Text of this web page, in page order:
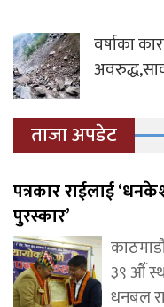
वर्षाका
ताजा अपडेट
पत्रकार राईलाई
पुरस्कार’
३९ औँ
धनबल